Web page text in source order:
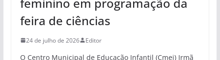
feira de ciências
24 de julho de 2026 Editor
O Centro Municipal de Educação Infantil (Cmei) Irmã